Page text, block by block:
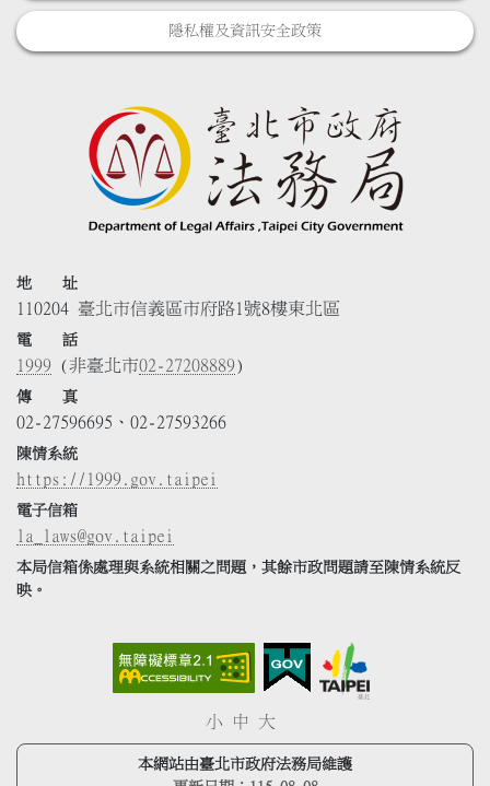
隱私權及資訊安全政策
地 址
110204 臺北市信義區市府路1號8樓東北區
電 話
1999 (非臺北市02-27208889)
傳 真
02-27596695、02-27593266
陳情系統
https://1999.gov.taipei
電子信箱
la_laws@gov.taipei
本局信箱係處理與系統相關之問題，其餘市政問題請至陳情系統反
映。
小 中 大
本網站由臺北市政府法務局維護